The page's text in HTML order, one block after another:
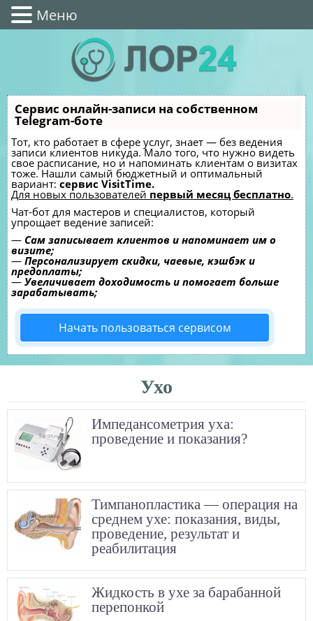
Сервис онлайн-записи на собственном
Telegram-боте
Тот, кто работает в сфере услуг, знает — без ведения
записи клиентов никуда. Мало того, что нужно видеть
свое расписание, но и напоминать клиентам о визитах
тоже. Нашли самый бюджетный и оптимальный
вариант: сервис VisitTime.
Для новых пользователей первый месяц бесплатно.
Чат-бот для мастеров и специалистов, который
упрощает ведение записей:
— Сам записывает клиентов и напоминает им о
визите;
— Персонализирует скидки, чаевые, кэшбэк и
предоплаты;
— Увеличивает доходимость и помогает больше
зарабатывать;
Начать пользоваться сервисом
Ухо
Импедансометрия уха:
проведение и показания?
Тимпанопластика — операция на
среднем ухе: показания, виды,
проведение, результат и
реабилитация
Жидкость в ухе за барабанной
перепонкой
Меню